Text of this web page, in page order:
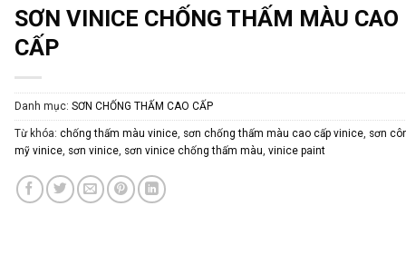
SƠN VINICE CHỐNG THẤM MÀU CAO
CẤP
Danh mục:SƠN CHỐNG THẤM CAO CẤP
Từ khóa:chống thấm màu vinice, sơn chống thấm màu cao cấp vinice, sơn
mỹ vinice, sơn vinice, sơn vinice chống thấm màu,vinice paint